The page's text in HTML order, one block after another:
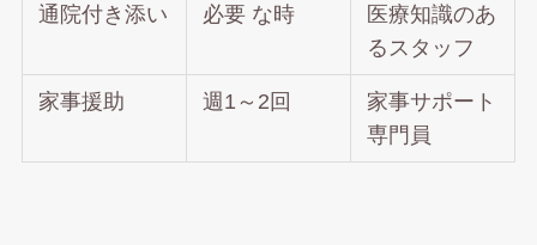
通院付き添い 必要 な時
医療知識のあ
るスタッフ
家事援助 週1～2回
家事サポート
専門員